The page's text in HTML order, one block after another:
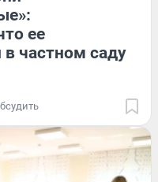
ее
в частном саду